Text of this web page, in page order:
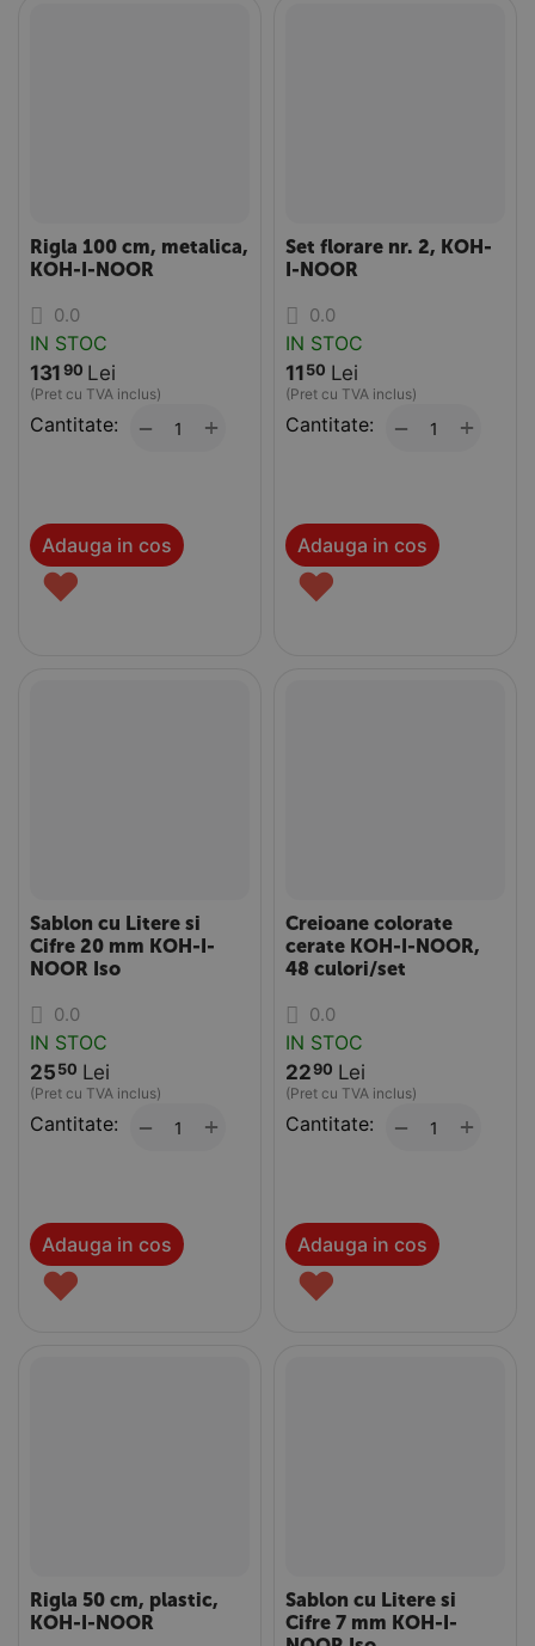
Rigla 100 cm, metalica,
KOH-I-NOOR
0.0
IN STOC
131 90 Lei
(Pret cu TVA inclus)
Cantitate: +
−
Adauga in cos
♥
Set florare nr. 2, KOH-
I-NOOR
0.0
IN STOC
11 50 Lei
(Pret cu TVA inclus)
Cantitate: +
−
Adauga in cos
♥
Sablon cu Litere si
Cifre 20 mm KOH-I-
NOOR Iso
0.0
IN STOC
25 50 Lei
(Pret cu TVA inclus)
Cantitate: +
−
Adauga in cos
♥
Creioane colorate
cerate KOH-I-NOOR,
48 culori/set
0.0
IN STOC
2290 Lei
(Pret cu TVA inclus)
Cantitate: +
−
Adauga in cos
♥
Rigla 50 cm, plastic,
KOH-I-NOOR
Sablon cu Litere si
Cifre 7 mm KOH-I-